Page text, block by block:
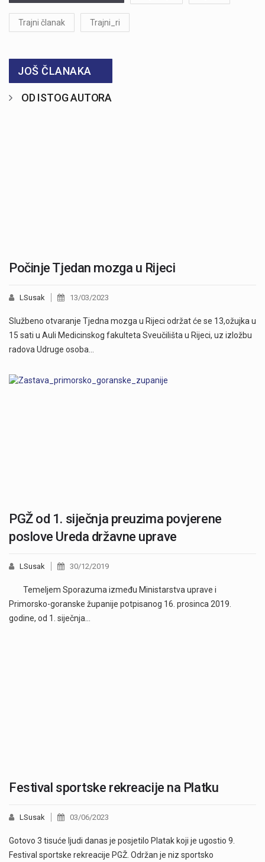
Trajni članak Trajni_ri
JOŠ ČLANAKA
OD ISTOG AUTORA
Počinje Tjedan mozga u Rijeci
LSusak 13/03/2023
Službeno otvaranje Tjedna mozga u Rijeci održat će se 13,ožujka u
15 sati u Auli Medicinskog fakulteta Sveučilišta u Rijeci, uz izložbu
radova Udruge osoba…
PGŽ od 1. siječnja preuzima povjerene
poslove Ureda državne uprave
LSusak 30/12/2019
Temeljem Sporazuma između Ministarstva uprave i
Primorsko-goranske županije potpisanog 16. prosinca 2019.
godine, od 1. siječnja…
Festival sportske rekreacije na Platku
LSusak 03/06/2023
Gotovo 3 tisuće ljudi danas je posjetilo Platak koji je ugostio 9.
Festival sportske rekreacije PGŽ. Održan je niz sportsko